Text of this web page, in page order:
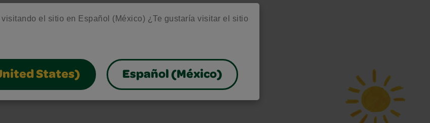
el sitio en Español (México) ¿Te gustaría visitar el sitio
States) Español (México)